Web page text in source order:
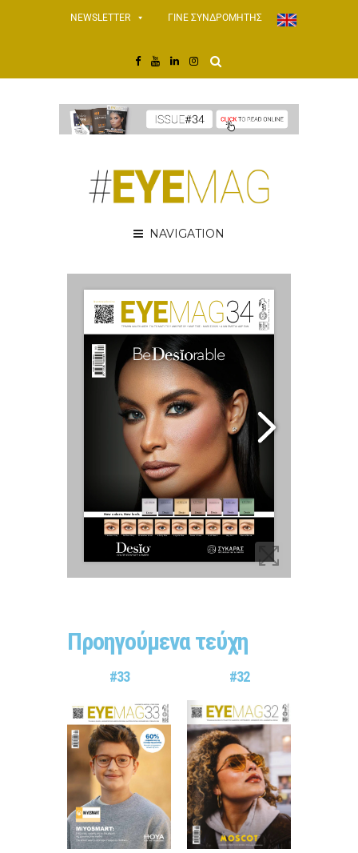
NEWSLETTER ΓΙΝΕ ΣΥΝΔΡΟΜΗΤΗΣ
NAVIGATION
Προηγούμενα τεύχη
#33 #32